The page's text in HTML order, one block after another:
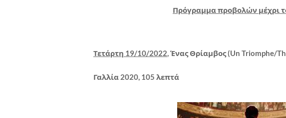
Πρόγραμμα προβολών μέχρι
Τετάρτη 19/10/2022, Ένας Θρίαμβος (Un Triomphe/
Γαλλία 2020, 105 λεπτά